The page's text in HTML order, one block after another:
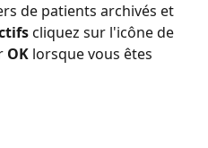
de patients archivés et
cliquez sur l'icône de
OK lorsque vous êtes